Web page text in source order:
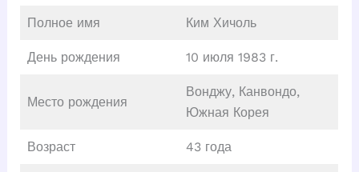
Полное имя Ким Хичоль
День рождения 10 июля 1983 г.
Место рождения
Вонджу, Канвондо,
Южная Корея
Возраст 43 года